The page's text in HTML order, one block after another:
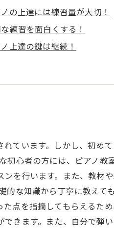
の上達には練習量が大切！
練習を面白くする！
上達の鍵は継続！
ています。しかし、初め
初心者の方には、ピアノ
を行います。また、教材
的な知識から丁寧に教え
点を指摘してもらえるた
きます。また、自分で弾